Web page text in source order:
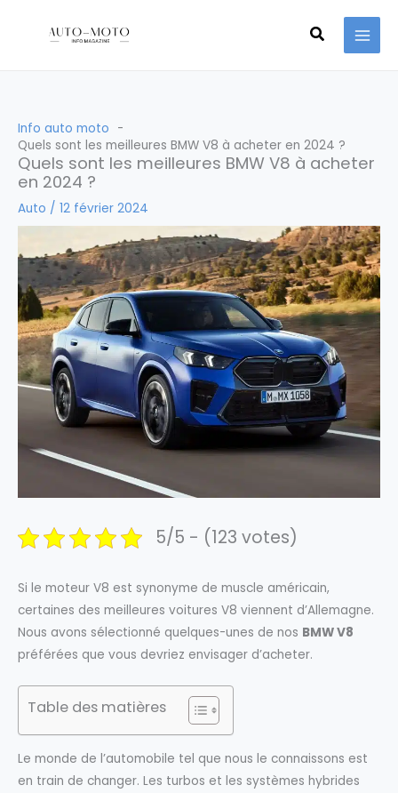
Info auto moto
Quels sont les meilleures BMW V8 à acheter en 2024 ?
Quels sont les meilleures BMW V8 à acheter
en 2024 ?
Auto / 12 février 2024
5/5 - (123 votes)
Si le moteur V8 est synonyme de muscle américain,
certaines des meilleures voitures V8 viennent d’Allemagne.
Nous avons sélectionné quelques-unes de nos BMW V8
préférées que vous devriez envisager d’acheter.
Table des matières
Le monde de l’automobile tel que nous le connaissons est
en train de changer. Les turbos et les systèmes hybrides